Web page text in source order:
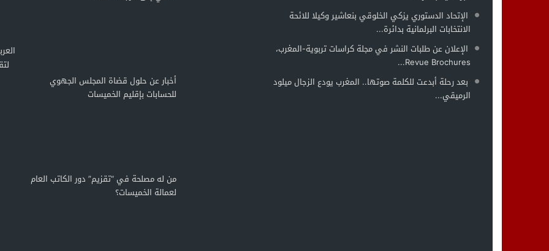
الإتحاد الدستوري يزكي الخلوقي بنعاشير وكيلا للائحة
الانتخابات البرلمانية بدائرة...
الإعلان عن طلبات النشر في مجلة كراسات تربوية-المغرب،
Revue Brochures...
بعد رحلة أبدعت للكلمة صوتها.. المغرب يودع الزجال ميلود
الرميقي...
أخبار عن حلول قضاة المجلس الجهوي
للحسابات بإقليم الخميسات
من له مصلحة في “تقزيم” دور الكاتب العام
لعمالة الخميسات؟